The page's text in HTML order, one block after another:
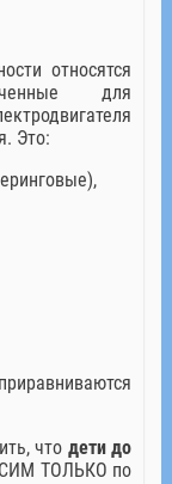
относятся
для
Это:
что дети до
СИМ ТОЛЬКО по